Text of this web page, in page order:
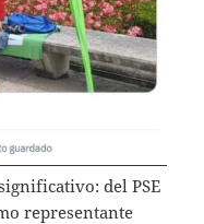
del PSE
representante